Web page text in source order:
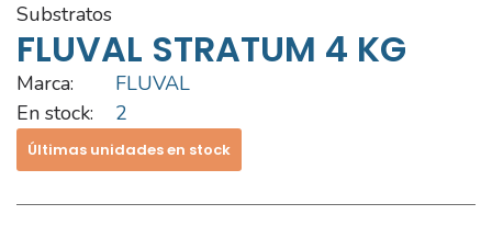
substratos
FLUVAL STRATUM 4 KG
Marca:
FLUVAL
En stock:
2
Últimas unidades en stock